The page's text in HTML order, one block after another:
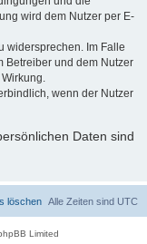
wird dem Nutzer per E-
widersprechen. Im Falle
Betreiber und dem Nutzer
wenn der Nutzer
Daten sind
Alle Zeiten sind UTC
löschen
Limited